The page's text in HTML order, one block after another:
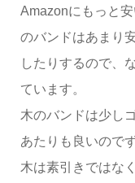
Amazonにもっと
のバンドはあまり
したりするので、
ています。
木のバンドは少し
あたりも良いので
木は素引きではな